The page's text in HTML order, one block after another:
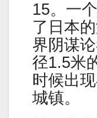
15。一
了日本
界阴谋
径1.5米
时候出
城镇。